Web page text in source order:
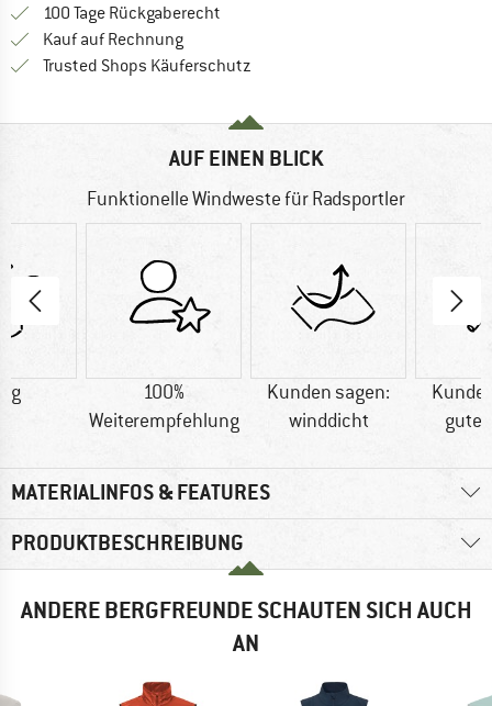
100 Tage Rückgaberecht
Kauf auf RechnungFinde die Zahlungs-Infos hier! Öffnet
Trusted Shops Käuferschutz
AUF EINEN BLICK
Funktionelle Windweste für Radsportler
g
100%
Weiterempfehlung
Kunden sagen:
winddicht
gute
MATERIALINFOS & FEATURES
PRODUKTBESCHREIBUNG
ANDERE BERGFREUNDE SCHAUTEN SICH AUCH
AN